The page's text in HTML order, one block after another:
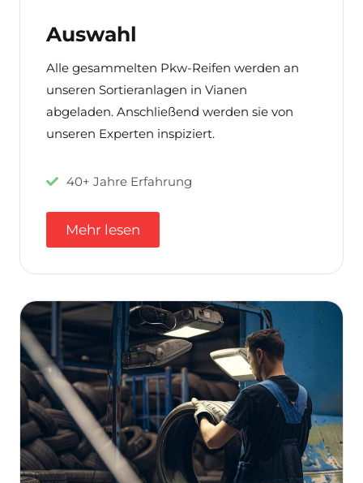
Auswahl
Alle gesammelten Pkw-Reifen werden an
unseren Sortieranlagen in Vianen
abgeladen. Anschließend werden sie von
unseren Experten inspiziert.
40+ Jahre Erfahrung
Mehr lesen